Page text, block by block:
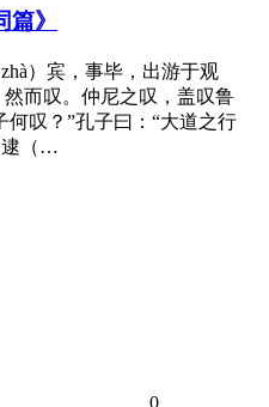
》
）宾，事毕，出游于观
然而叹。仲尼之叹，盖叹鲁
何叹？”孔子曰：“大道之行
逮（…
0